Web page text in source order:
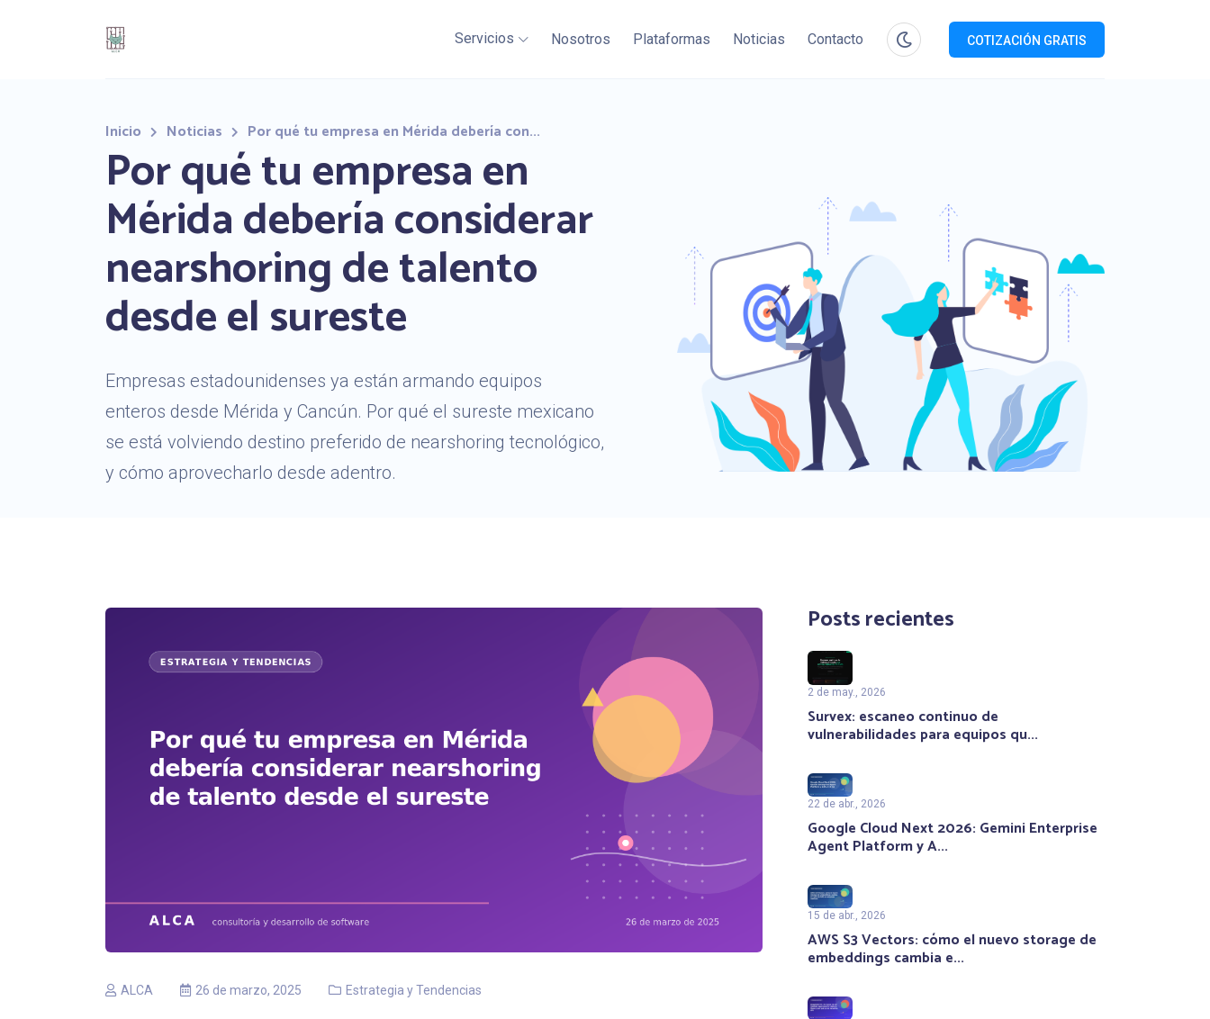
Servicios Nosotros Plataformas Noticias Contacto COTIZACIÓN GRATIS
Inicio Noticias Por qué tu empresa en Mérida debería con...
Por qué tu empresa en
Mérida debería considerar
nearshoring de talento
desde el sureste
Empresas estadounidenses ya están armando equipos
enteros desde Mérida y Cancún. Por qué el sureste mexicano
se está volviendo destino preferido de nearshoring tecnológico,
y cómo aprovecharlo desde adentro.
ALCA 26 de marzo, 2025 Estrategia y Tendencias
Posts recientes
2 de may., 2026
Survex: escaneo continuo de
vulnerabilidades para equipos qu...
22 de abr., 2026
Google Cloud Next 2026: Gemini Enterprise
Agent Platform y A...
15 de abr., 2026
AWS S3 Vectors: cómo el nuevo storage de
embeddings cambia e...